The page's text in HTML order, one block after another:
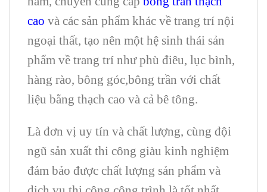
cao và các sản phẩm khác về trang trí nội
ngoại thất, tạo nên một hệ sinh thái sản
phẩm về trang trí như phù điêu, lục bình,
hàng rào, bông góc,bông trần với chất
liệu bằng thạch cao và cả bê tông.
Là đơn vị uy tín và chất lượng, cùng đội
ngũ sản xuất thi công giàu kinh nghiệm
đảm bảo được chất lượng sản phẩm và